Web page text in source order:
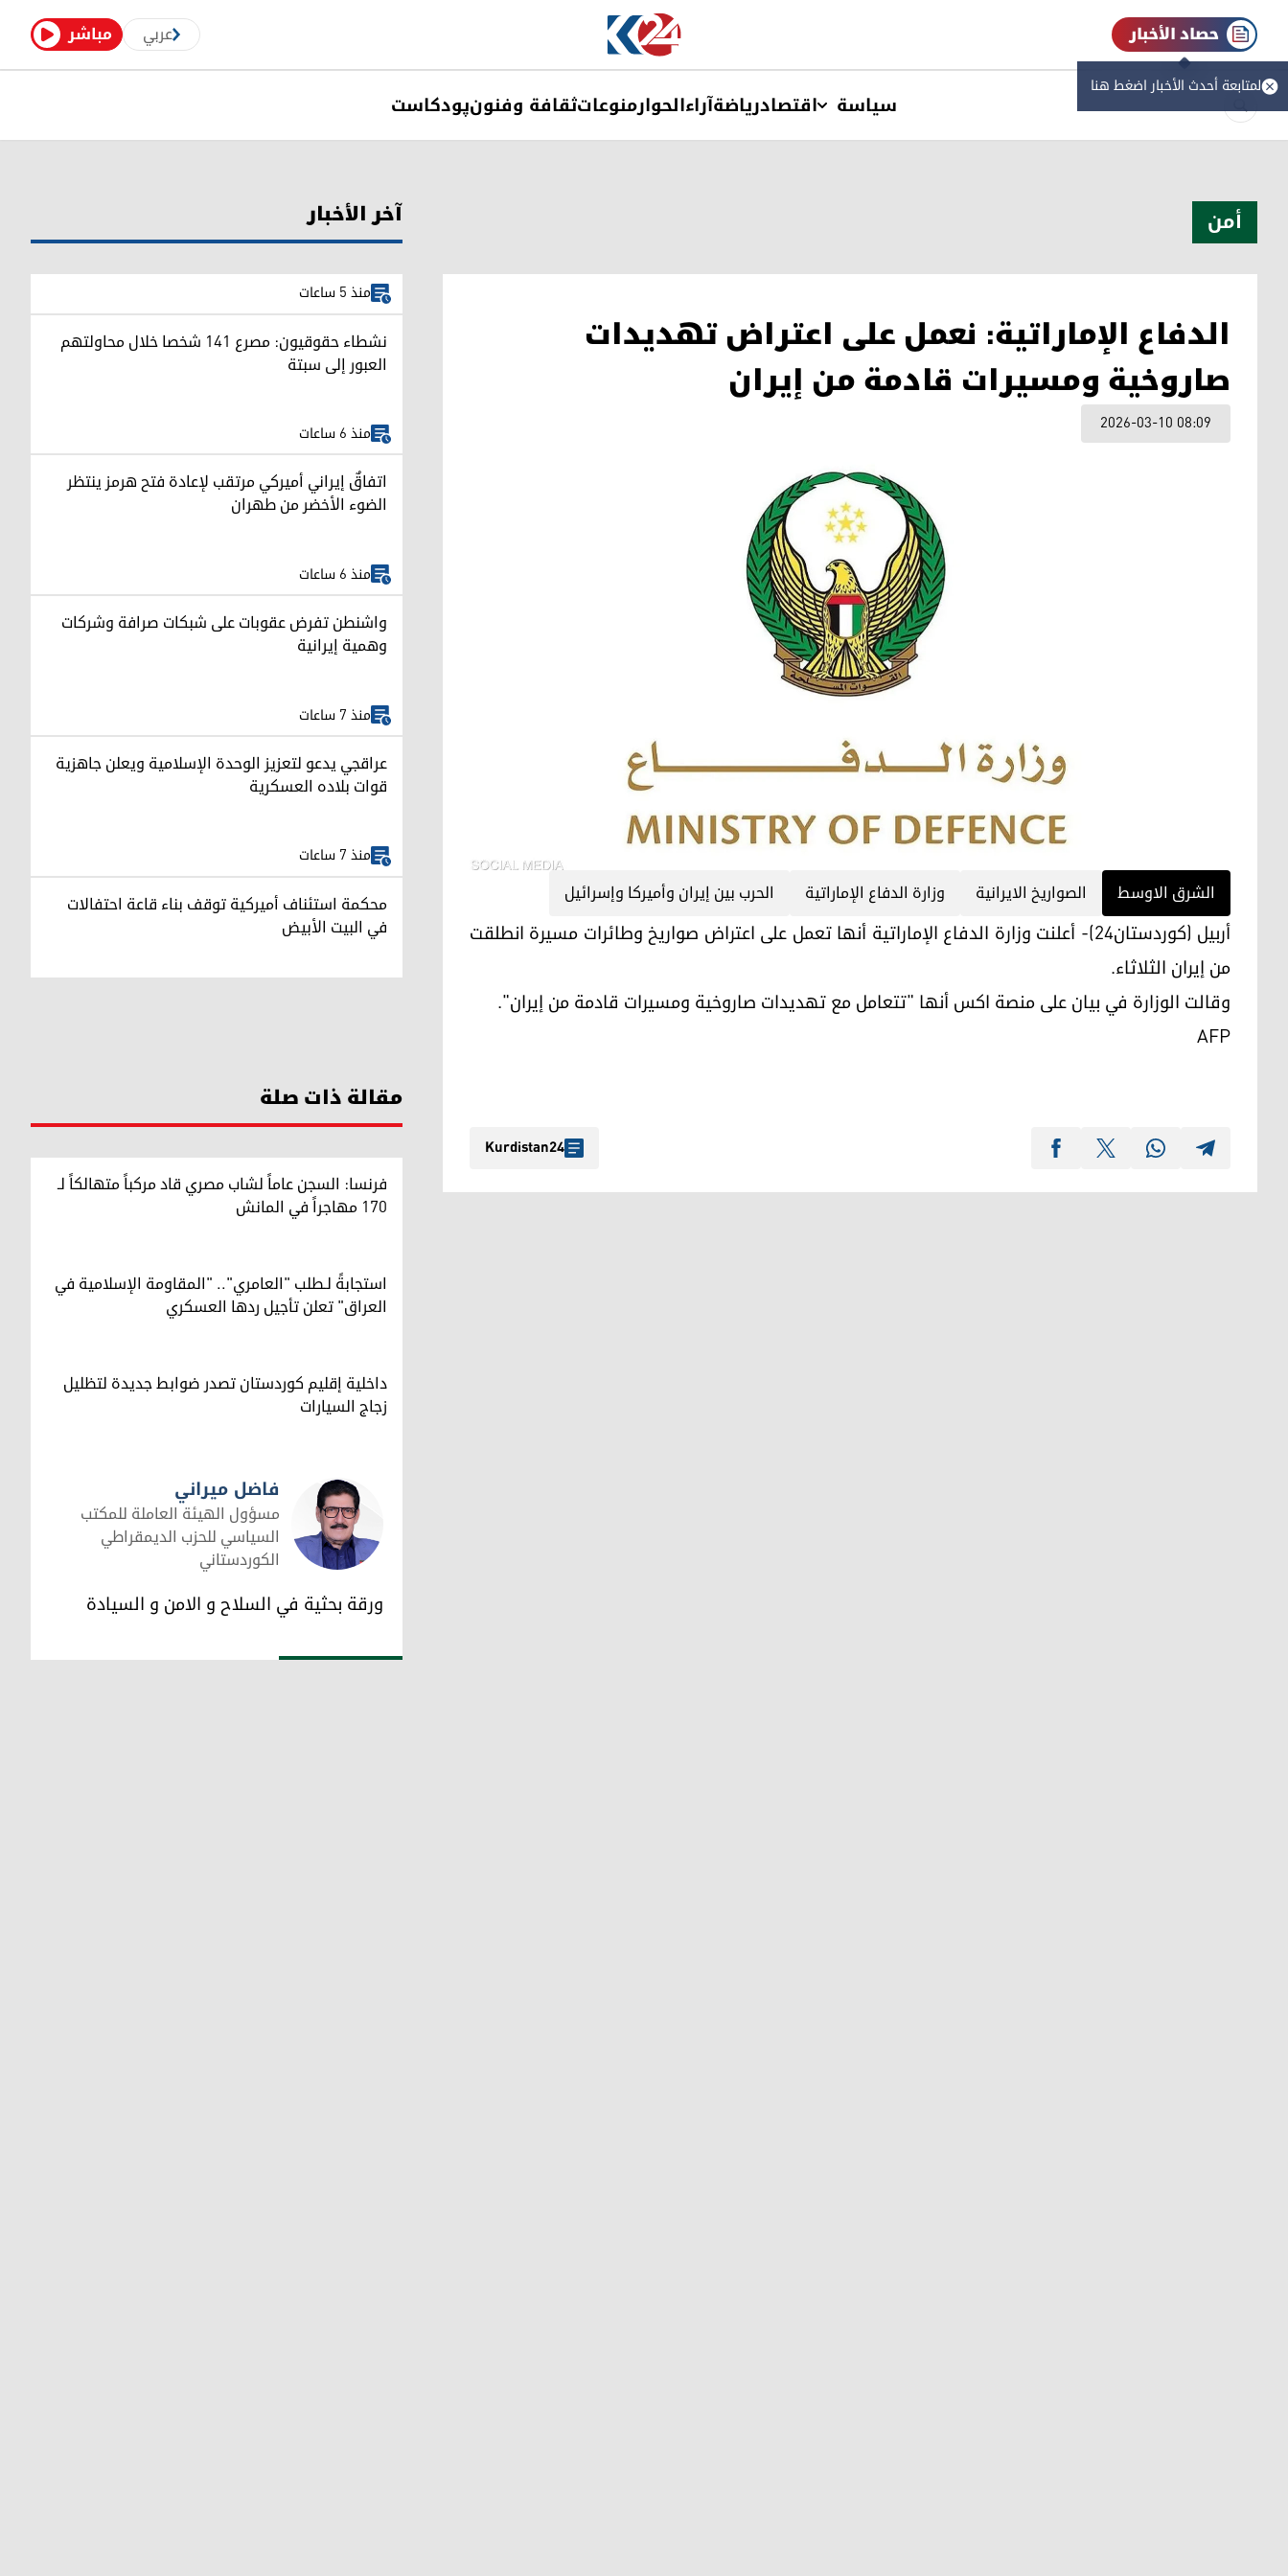
مباشر عربي حصاد الأخبار
لمتابعة أحدث الأخبار اضغط هنا
سیاسة اقتصادریاضةآراءالحوارمنوعاتثقافة وفنونپودکاست
أمن
الدفاع الإماراتية: نعمل على اعتراض تهديدات
صاروخية ومسيرات قادمة من إيران
2026-03-10 08:09
الشرق الاوسط الصواريخ الايرانية وزارة الدفاع الإماراتية الحرب بين إيران وأميركا وإسرائيل
أربيل (كوردستان24)- أعلنت وزارة الدفاع الإماراتية أنها تعمل على اعتراض صواريخ وطائرات مسيرة انطلقت
من إيران الثلاثاء.
وقالت الوزارة في بيان على منصة اكس أنها "تتعامل مع تهديدات صاروخية ومسيرات قادمة من إيران".
AFP
Kurdistan24
آخر الأخبار
منذ 5 ساعات
نشطاء حقوقيون: مصرع 141 شخصا خلال محاولتهم
العبور إلى سبتة
منذ 6 ساعات
اتفاقٌ إيراني أميركي مرتقب لإعادة فتح هرمز ينتظر
الضوء الأخضر من طهران
منذ 6 ساعات
واشنطن تفرض عقوبات على شبكات صرافة وشركات
وهمية إيرانية
منذ 7 ساعات
عراقجي يدعو لتعزيز الوحدة الإسلامية ويعلن جاهزية
قوات بلاده العسكرية
منذ 7 ساعات
محكمة استئناف أميركية توقف بناء قاعة احتفالات
في البيت الأبيض
مقالة ذات صلة
فرنسا: السجن عاماً لشاب مصري قاد مركباً متهالكاً لـ
170 مهاجراً في المانش
استجابةً لـطلب "العامري".. "المقاومة الإسلامية في
العراق" تعلن تأجيل ردها العسكري
داخلية إقليم كوردستان تصدر ضوابط جديدة لتظليل
زجاج السيارات
فاضل ميراني
فاضل ميراني
مسؤول الهيئة العاملة للمكتب
السياسي للحزب الديمقراطي
الكوردستاني
ورقة بحثية في السلاح و الامن و السيادة